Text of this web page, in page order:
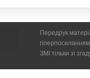
Передрук
ЗМІ тільки зі